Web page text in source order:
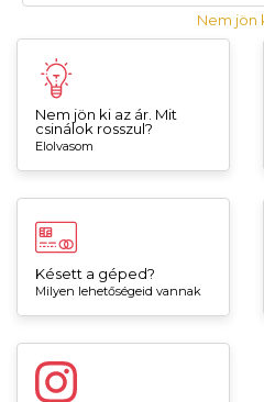
Nem jön
Nem jön ki az ár. Mit
csinálok rosszul?
Elolvasom
Késett a géped?
Milyen lehetőségeid vannak